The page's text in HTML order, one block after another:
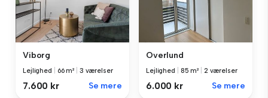
Viborg
Lejlighed 66 m² 3 værelser
7.600 kr Se mere
Overlund
Lejlighed 85 m² 2 værelser
6.000 kr Se mere